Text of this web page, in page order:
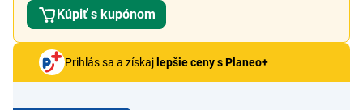
Kúpiť s kupónom
Prihlás sa a získaj lepšie ceny s Planeo+